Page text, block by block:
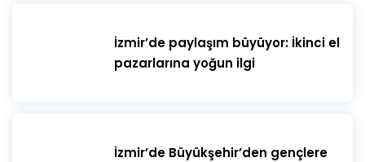
İzmir’de paylaşım büyüyor: İkinci el
pazarlarına yoğun ilgi
İzmir’de Büyükşehir’den gençlere